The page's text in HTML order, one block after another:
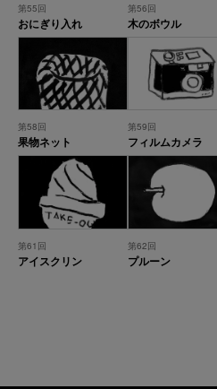
第55回
おにぎり入れ
第56回
木のボウル
第58回
果物ネット
第59回
フィルムカメラ
第61回
アイスクリン
第62回
プルーン